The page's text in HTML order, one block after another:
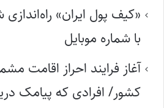
«کیف پول ایران»
با شماره موبایل
آغاز فرایند احراز اقامت
کشور/ افرادی که پیامک